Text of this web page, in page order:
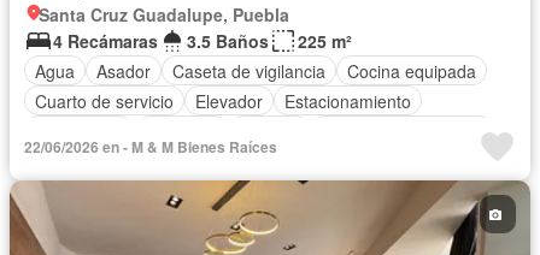
Santa Cruz Guadalupe, Puebla
4 Recámaras
3.5 Baños
225 m²
Agua
Asador Caseta de vigilancia
Cocina equipada
Cuarto de servicio
Elevador
Estacionamiento
Azotea
Seguridad Wifi
22/06/2026 en - M & M Bienes Raíces